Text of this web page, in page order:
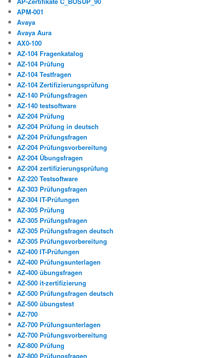
APM-001
Avaya
Avaya Aura
AX0-100
AZ-104 Fragenkatalog
AZ-104 Prüfung
AZ-104 Testfragen
AZ-104 Zertifizierungsprüfung
AZ-140 Prüfungsfragen
AZ-140 testsoftware
AZ-204 Prüfung
AZ-204 Prüfung in deutsch
AZ-204 Prüfungsfragen
AZ-204 Prüfungsvorbereitung
AZ-204 Übungsfragen
AZ-204 zertifizierungsprüfung
AZ-220 Testsoftware
AZ-303 Prüfungsfragen
AZ-304 IT-Prüfungen
AZ-305 Prüfung
AZ-305 Prüfungsfragen
AZ-305 Prüfungsfragen deutsch
AZ-305 Prüfungsvorbereitung
AZ-400 IT-Prüfungen
AZ-400 Prüfungsunterlagen
AZ-400 übungsfragen
AZ-500 it-zertifizierung
AZ-500 Prüfungsfragen deutsch
AZ-500 übungstest
AZ-700
AZ-700 Prüfungsunterlagen
AZ-700 Prüfungsvorbereitung
AZ-800 Prüfung
AZ-800 Prüfungsfragen